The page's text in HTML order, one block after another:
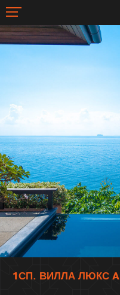
1СП. ВИЛЛА ЛЮКС A